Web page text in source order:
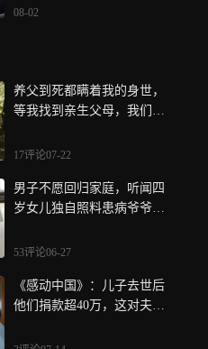
08-02
养父到死都瞒着我的身世，
等我找到亲生父母，我们已
17评论07-22
男子不愿回归家庭，听闻四
岁女儿独自照料患病爷爷，
53评论06-27
《感动中国》：儿子去世后
他们捐款超40万，这对夫妻